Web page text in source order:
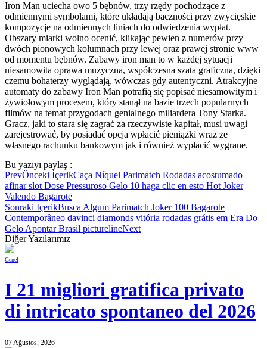
Iron Man uciecha owo 5 bębnów, trzy rzędy pochodzące z
odmiennymi symbolami, które układają baczności przy zwycięskie
kompozycje na odmiennych liniach do odwiedzenia wypłat.
Obszary miarki wolno ocenić, klikając pewien z numerów przy
dwóch pionowych kolumnach przy lewej oraz prawej stronie www
od momentu bębnów. Zabawy iron man to w każdej sytuacji
niesamowita oprawa muzyczna, współczesna szata graficzna, dzięki
czemu bohaterzy wyglądają, wówczas gdy autentyczni. Atrakcyjne
automaty do zabawy Iron Man potrafią się popisać niesamowitym i
żywiołowym procesem, który stanął na bazie trzech popularnych
filmów na temat przygodach genialnego miliardera Tony Starka.
Gracz, jaki to stara się zagrać za rzeczywiste kapitał, musi uwagi
zarejestrować, by posiadać opcja wpłacić pieniążki wraz ze
własnego rachunku bankowym jak i również wypłacić wygrane.
Bu yazıyı paylaş :
PrevÖnceki İçerikCaça Níquel Parimatch Rodadas acostumado
afinar slot Dose Pressuroso Gelo 10 haga clic en esto Hot Joker
Valendo Bagarote
Sonraki İçerikBusca Algum Parimatch Joker 100 Bagarote
Contemporâneo davinci diamonds vitória rodadas grátis em Era Do
Gelo Apontar Brasil picturelineNext
Diğer Yazılarımız
Genel
I 21 migliori gratifica privato
di intricato spontaneo del 2026
07 Ağustos, 2026